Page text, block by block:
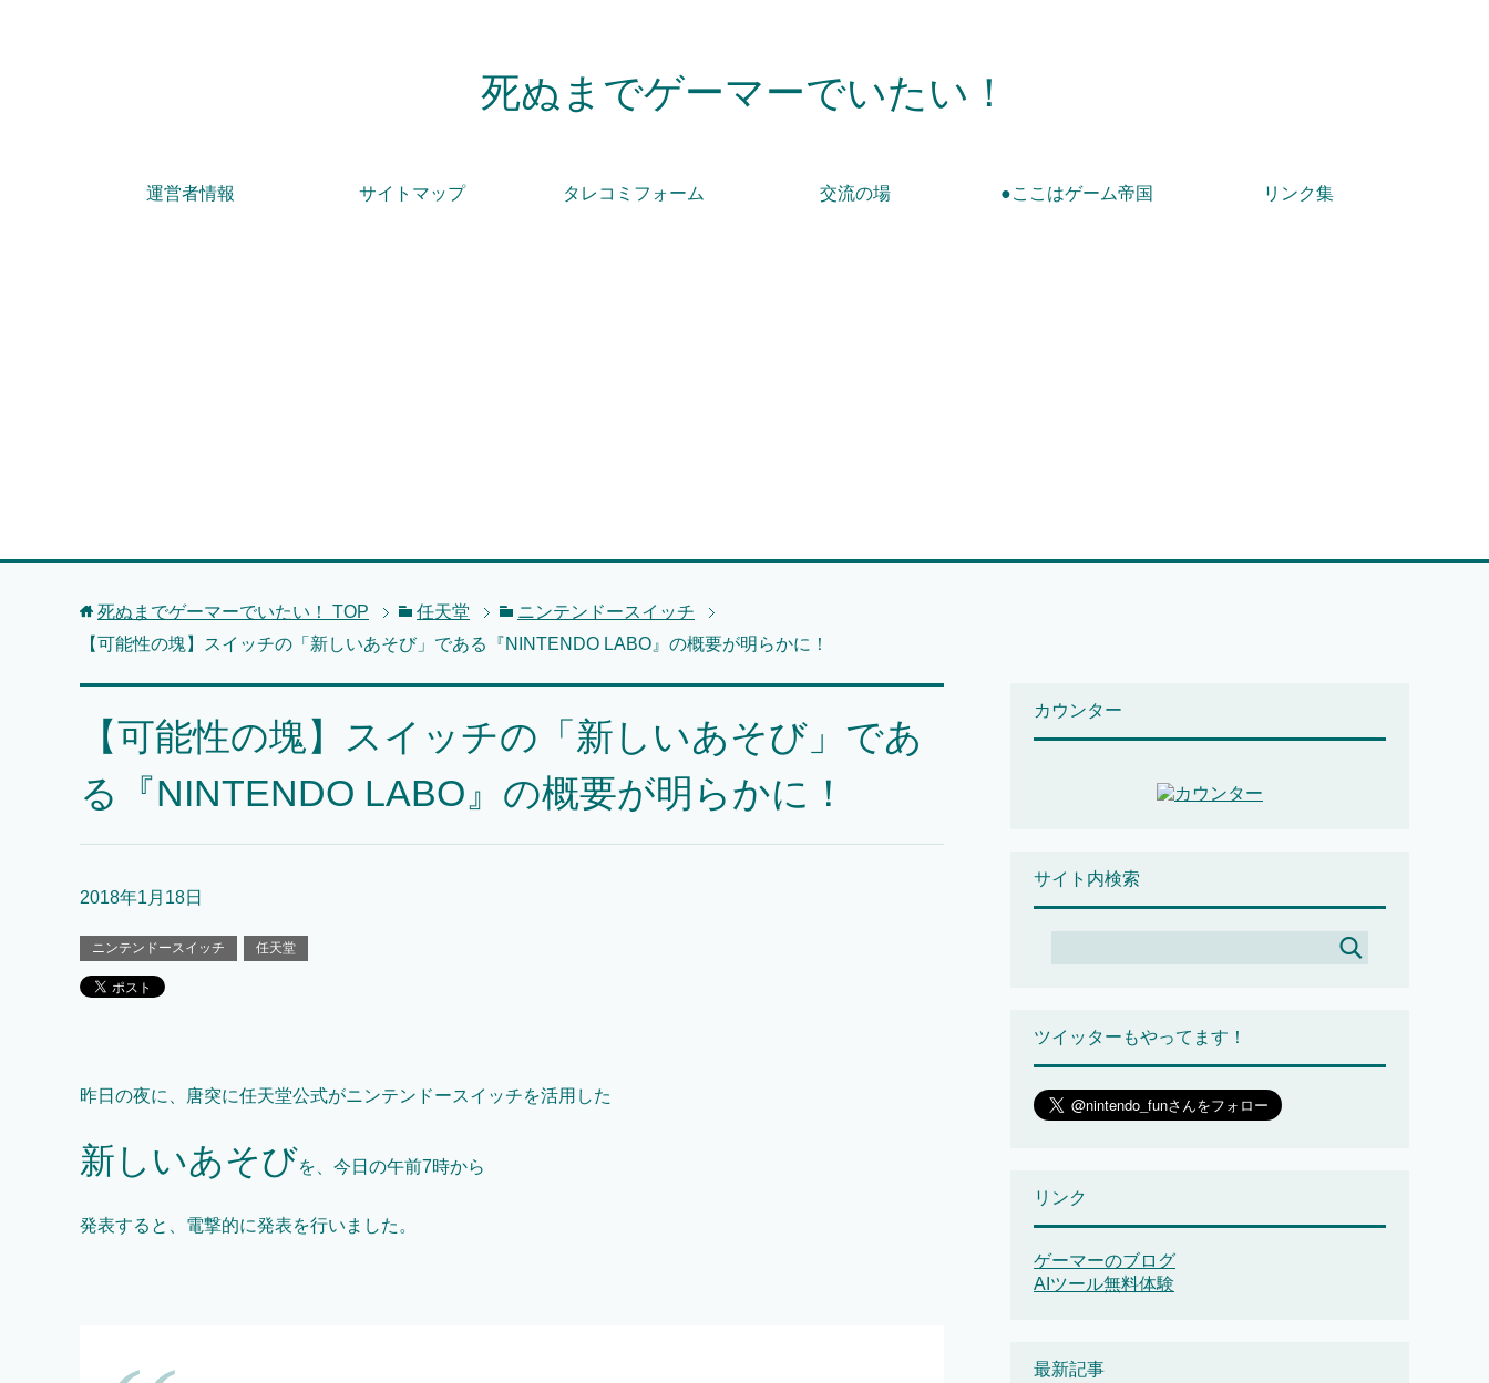
死ぬまでゲーマーでいたい！
運営者情報 サイトマップ タレコミフォーム 交流の場 ●ここはゲーム帝国 リンク集
死ぬまでゲーマーでいたい！ TOP 任天堂
ニンテンドースイッチ
【可能性の塊】スイッチの「新しいあそび」である『NINTENDO LABO』の概要が明らかに！
【可能性の塊】スイッチの「新しいあそび」であ
る『NINTENDO LABO』の概要が明らかに！
2018年1月18日
ニンテンドースイッチ 任天堂
昨日の夜に、唐突に任天堂公式がニンテンドースイッチを活用した
新しいあそびを、今日の午前7時から
発表すると、電撃的に発表を行いました。
カウンター
サイト内検索
ツイッターもやってます！
リンク
ゲーマーのブログ
AIツール無料体験
最新記事